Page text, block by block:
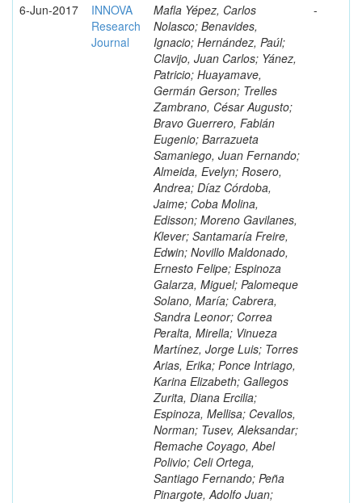
6-Jun-2017
INNOVA
Research
Journal
Mafla Yépez, Carlos
Nolasco; Benavides,
Ignacio; Hernández, Paúl;
Clavijo, Juan Carlos; Yánez,
Patricio; Huayamave,
Germán Gerson; Trelles
Zambrano, César Augusto;
Bravo Guerrero, Fabián
Eugenio; Barrazueta
Samaniego, Juan Fernando;
Almeida, Evelyn; Rosero,
Andrea; Díaz Córdoba,
Jaime; Coba Molina,
Edisson; Moreno Gavilanes,
Klever; Santamaría Freire,
Edwin; Novillo Maldonado,
Ernesto Felipe; Espinoza
Galarza, Miguel; Palomeque
Solano, María; Cabrera,
Sandra Leonor; Correa
Peralta, Mirella; Vinueza
Martínez, Jorge Luis; Torres
Arias, Erika; Ponce Intriago,
Karina Elizabeth; Gallegos
Zurita, Diana Ercilia;
Espinoza, Mellisa; Cevallos,
Norman; Tusev, Aleksandar;
Remache Coyago, Abel
Polivio; Celi Ortega,
Santiago Fernando; Peña
Pinargote, Adolfo Juan;
-